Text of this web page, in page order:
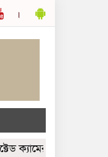
ক্যামেরার সুফল: যশোরে